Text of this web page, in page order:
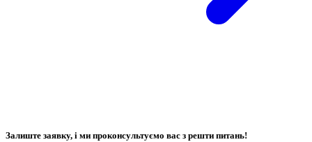
Залиште заявку, і ми проконсультуємо вас з решти питань!